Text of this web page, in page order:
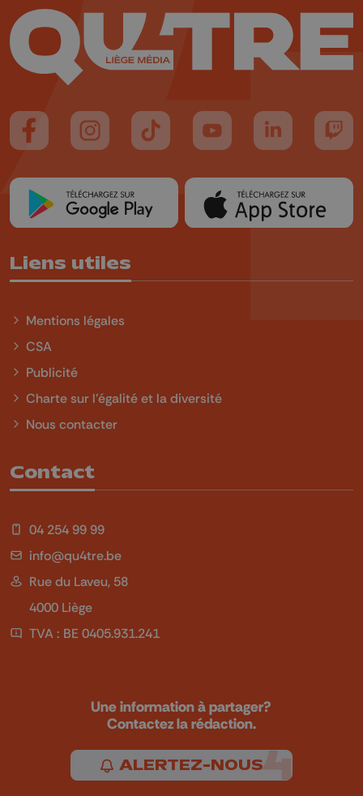
Suivez-nous sur FaceBook
Suivez-nous sur Instagram
Suivez-nous sur TikTok
Suivez-nous sur YouTube
Suivez-nous
Liens utiles
Mentions légales
CSA
Publicité
Charte sur l'égalité et la diversité
Nous contacter
Contact
04 254 99 99
info@qu4tre.be
Rue du Laveu, 58
4000 Liège
TVA : BE 0405.931.241
Une information à partager?
Contactez la rédaction.
ALERTEZ-NOUS